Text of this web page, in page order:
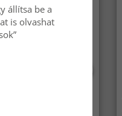
állítsa be a
is olvashat